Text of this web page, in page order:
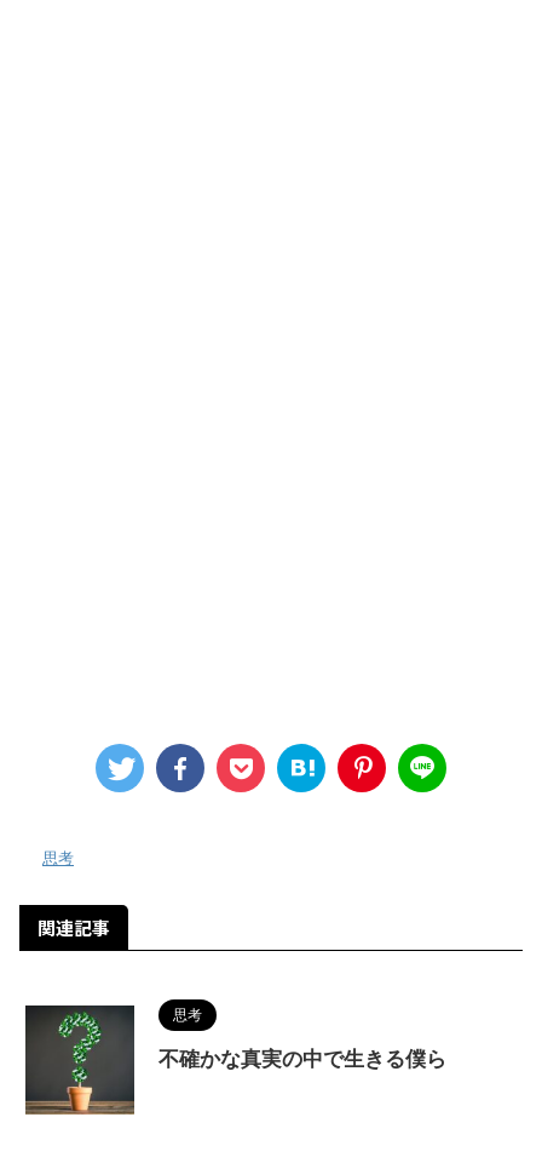
思考
関連記事
思考
不確かな真実の中で生きる僕ら